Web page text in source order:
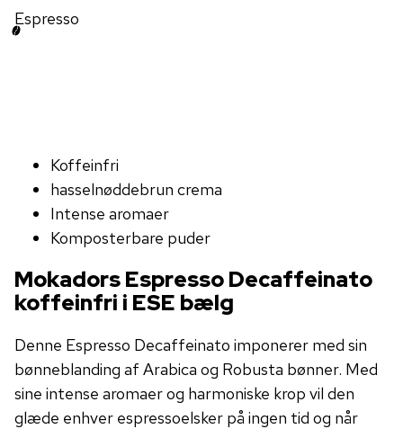
Espresso
Koffeinfri
hasselnøddebrun crema
Intense aromaer
Komposterbare puder
Mokadors Espresso Decaffeinato
koffeinfri i ESE bælg
Denne Espresso Decaffeinato imponerer med sin
bønneblanding af Arabica og Robusta bønner. Med
sine intense aromaer og harmoniske krop vil den
glæde enhver espressoelsker på ingen tid og når